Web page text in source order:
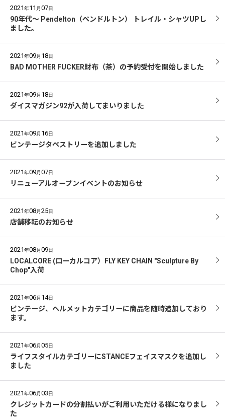
2021年11 月07日
90年代〜 Pendelton（ペンドルトン） トレイル・シャツUPし
ました。
2021年09月 18日
BAD MOTHER FUCKER財布（茶）の予約受付を開始しました
2021年09月 18日
ダイスマガジン92が入荷してまいりました
2021年09月 16日
ビンテージタペストリーを追加しました
2021年09月07日
リニューアルオープンイベントのお知らせ
2021年08月25日
店舗移転のお知らせ
2021年08月09日
LOCALCORE (ローカルコア）FLY KEY CHAIN "Sculpture By
Chop"入荷
2021年06月 14日
ビンテージ、ヘルメットカテゴリーに商品を随時追加しており
ます。
2021年06月05日
ライフスタイルカテゴリーにSTANCEフェイスマスクを追加し
ました
2021年06月03日
クレジットカードの分割払いがご利用いただける様になりまし
た